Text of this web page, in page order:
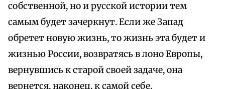
собственной, но и русской истории тем
самым будет зачеркнут. Если же Запад
обретет новую жизнь, то жизнь эта будет и
жизнью России, возвратясь в лоно Европы,
вернувшись к старой своей задаче, она
вернется, наконец, к самой себе.